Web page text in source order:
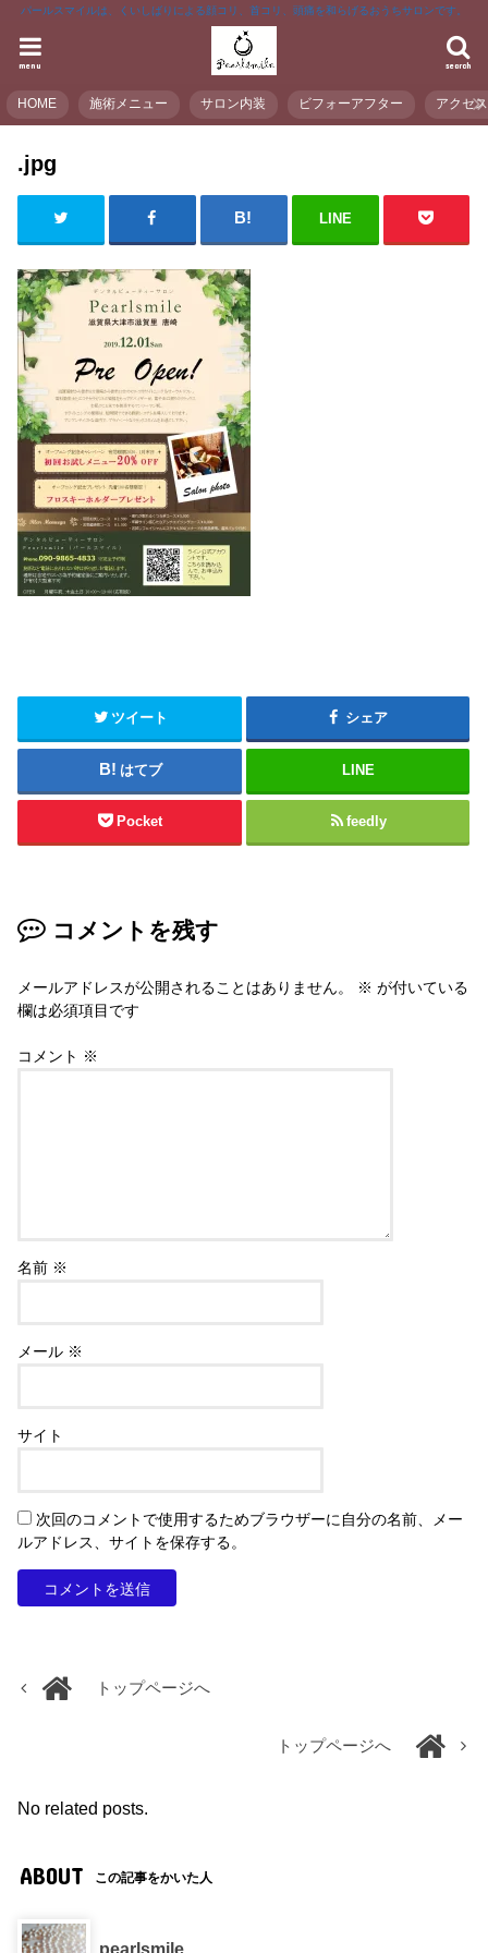
パールスマイルは、くいしばりによる顔コリ、首コリ、頭痛を和らげるおうちサロンです。
search
menu
HOME 施術メニュー サロン内装 ビフォーアフター アクセス
.jpg
LINE
ツイート シェア
はてブ LINE
Pocket feedly
コメントを残す
メールアドレスが公開されることはありません。 ※ が付いている
欄は必須項目です
コメント ※
名前 ※
メール ※
サイト
次回のコメントで使用するためブラウザーに自分の名前、メー
ルアドレス、サイトを保存する。
トップページへ
トップページへ
No related posts.
ABOUT この記事をかいた人
pearlsmile